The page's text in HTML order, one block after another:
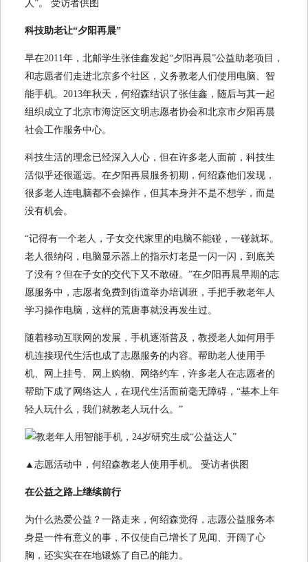
人”。 受访者供图
科技助老让“夕阳再晨”
早在2011年，北邮学生张佳鑫发起“夕阳再晨”公益助老项目，
和志愿者们走进北京多个社区，义务教老人们使用电脑、智
能手机。2013年秋天，何绍森结识了张佳鑫，随后与其一起
组织成立了北京市海淀区文明志愿者协会和北京市夕阳再晨
社会工作服务中心。
科技生活的理念已经深入人心，但在许多老人面前，科技生
活似乎还很遥远。在夕阳再晨服务初期，何绍森他们发现，
很多老人连电脑都不会操作，但其本身并不是不想学，而是
没有机会。
“记得有一个老人，子女交代家里的电脑不能碰，一碰就坏。
老人很纳闷，电脑显示器上的指示灯老是一闪一闪，到底关
了没有？但在子女的交代下又不敢碰。”在夕阳再晨早期的志
愿服务中，志愿者免费到街道举办培训班，手把手教老年人
学习操作电脑，这样的荒唐事就没再发生过。
随着移动互联网的发展，手机逐渐普及，教授老人如何用手
机连接现代生活也成了志愿服务的内容。帮助老人使用手
机、网上挂号、网上购物、网络约车，许多老人在志愿者的
帮助下成了网络达人，在现代生活面前毫无障碍，“基本上年
轻人玩什么，我们就教老人玩什么。”
▲志愿活动中，何绍森教老人使用手机。 受访者供图
在公益之路上继续前行
为什么热爱公益？一路走来，何绍森觉得，志愿公益服务本
身是一件有意义的事，不仅使自己增长了见闻、开阔了心
胸，还实实在在地锻炼了自己的能力。